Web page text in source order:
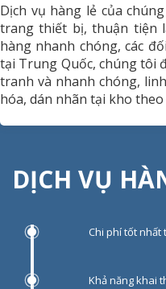
Dịch vụ hàng lẻ của
trang thiết bị, thuận tiện
hàng nhanh chóng, các
tại Trung Quốc, chúng tôi
tranh và nhanh chóng,
hóa, dán nhãn tại kho
DỊCH VỤ
Chi phí tốt nhất
Khả năng khai